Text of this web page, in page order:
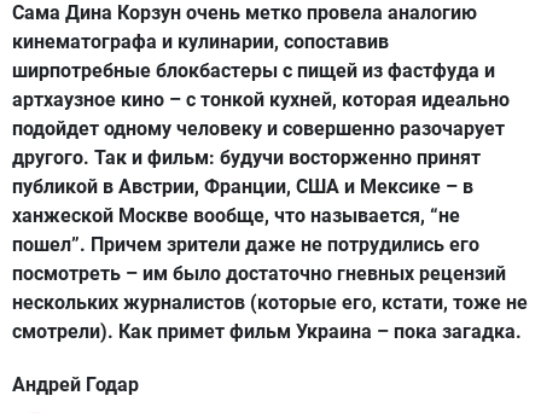
Сама Дина Корзун очень метко провела аналогию
кинематографа и кулинарии, сопоставив
ширпотребные блокбастеры с пищей из фастфуда и
артхаузное кино – с тонкой кухней, которая идеально
подойдет одному человеку и совершенно разочарует
другого. Так и фильм: будучи восторженно принят
публикой в Австрии, Франции, США и Мексике – в
ханжеской Москве вообще, что называется, “не
пошел”. Причем зрители даже не потрудились его
посмотреть – им было достаточно гневных рецензий
нескольких журналистов (которые его, кстати, тоже не
смотрели). Как примет фильм Украина – пока загадка.
Андрей Годар